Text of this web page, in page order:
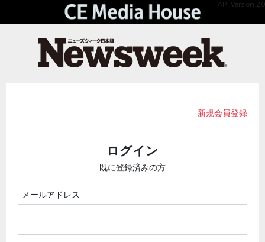
API Version 2.0
新規会員登録
ログイン
既に登録済みの方
メールアドレス